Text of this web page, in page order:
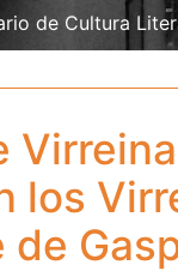
de Cultura
los